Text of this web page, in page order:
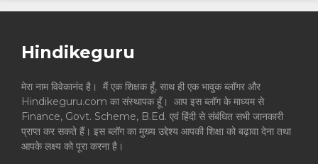
Hindikeguru
मेरा नाम विवेकानंद है। मैं एक शिक्षक हूँ, साथ ही एक भावुक ब्लॉगर और
Hindikeguru.com का संस्थापक हूँ। आप इस ब्लॉग के माध्यम से
Finance, Govt. Scheme, B.Ed. एवं हिंदी से संबंधित सभी जानकारी
प्राप्त कर सकते हैं। इस ब्लॉग का मुख्य उद्देश्य आपकी शिक्षा को बढ़ावा देना तथा
आपके लक्ष्य को पूरा करना है।